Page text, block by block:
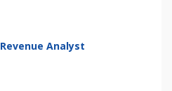
Revenue Analyst